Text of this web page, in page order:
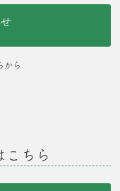
から
こちら